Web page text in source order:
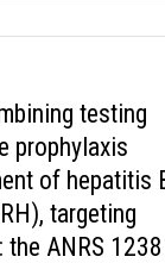
testing
prophylaxis
of hepatitis
targeting
ANRS